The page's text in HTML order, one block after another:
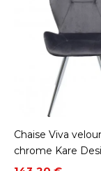
Chaise Viva
chrome Kare